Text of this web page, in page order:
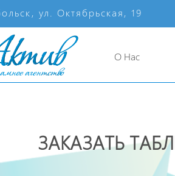
ул. Октябрьская, 19
О Нас
ЗАКАЗАТЬ